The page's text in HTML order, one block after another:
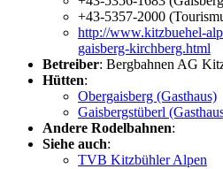
+43-5357-2000
http://www.kitzbuehel-
gaisberg-kirchberg.html
Betreiber: Bergbahnen AG
Hütten:
Obergaisberg (Gasthaus)
Gaisbergstüberl
Andere Rodelbahnen:
Siehe auch:
TVB Kitzbühler Alpen